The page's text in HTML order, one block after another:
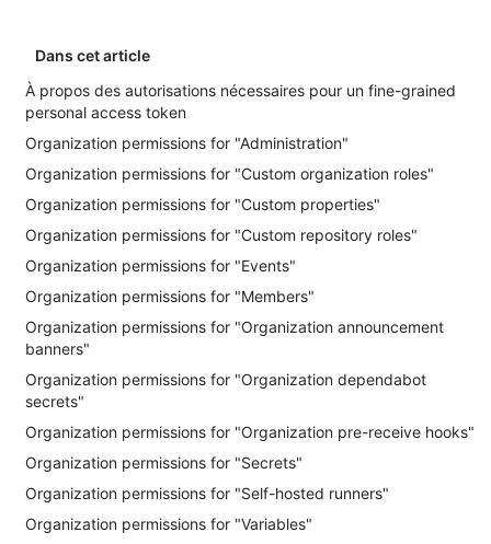
Dans cet article
À propos des autorisations nécessaires pour un fine-grained
personal access token
Organization permissions for "Administration"
Organization permissions for "Custom organization roles"
Organization permissions for "Custom properties"
Organization permissions for "Custom repository roles"
Organization permissions for "Events"
Organization permissions for "Members"
Organization permissions for "Organization announcement
banners"
Organization permissions for "Organization dependabot
secrets"
Organization permissions for "Organization pre-receive hooks"
Organization permissions for "Secrets"
Organization permissions for "Self-hosted runners"
Organization permissions for "Variables"